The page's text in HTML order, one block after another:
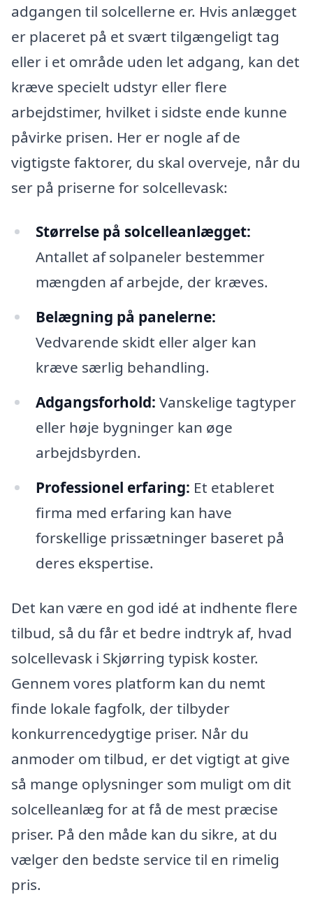
adgangen til solcellerne er. Hvis anlægget
er placeret på et svært tilgængeligt tag
eller i et område uden let adgang, kan det
kræve specielt udstyr eller flere
arbejdstimer, hvilket i sidste ende kunne
påvirke prisen. Her er nogle af de
vigtigste faktorer, du skal overveje, når du
ser på priserne for solcellevask:
Størrelse på solcelleanlægget:
Antallet af solpaneler bestemmer
mængden af arbejde, der kræves.
Belægning på panelerne:
Vedvarende skidt eller alger kan
kræve særlig behandling.
Adgangsforhold: Vanskelige tagtyper
eller høje bygninger kan øge
arbejdsbyrden.
Professionel erfaring: Et etableret
firma med erfaring kan have
forskellige prissætninger baseret på
deres ekspertise.
Det kan være en god idé at indhente flere
tilbud, så du får et bedre indtryk af, hvad
solcellevask i Skjørring typisk koster.
Gennem vores platform kan du nemt
finde lokale fagfolk, der tilbyder
konkurrencedygtige priser. Når du
anmoder om tilbud, er det vigtigt at give
så mange oplysninger som muligt om dit
solcelleanlæg for at få de mest præcise
priser. På den måde kan du sikre, at du
vælger den bedste service til en rimelig
pris.